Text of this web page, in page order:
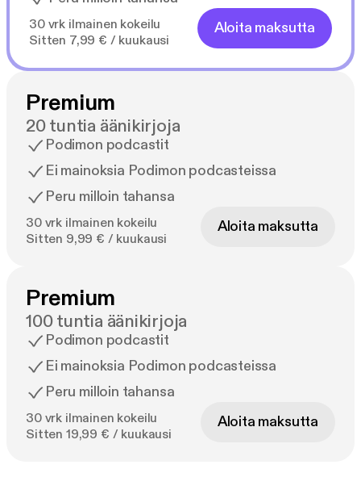
30 vrk ilmainen kokeilu
Sitten 7,99 € / kuukausi
Aloita maksutta
Premium
20 tuntia äänikirjoja
Podimon podcastit
Ei mainoksia Podimon podcasteissa
Peru milloin tahansa
30 vrk ilmainen kokeilu
Sitten 9,99 € / kuukausi
Aloita maksutta
Premium
100 tuntia äänikirjoja
Podimon podcastit
Ei mainoksia Podimon podcasteissa
Peru milloin tahansa
30 vrk ilmainen kokeilu
Sitten 19,99 € / kuukausi
Aloita maksutta